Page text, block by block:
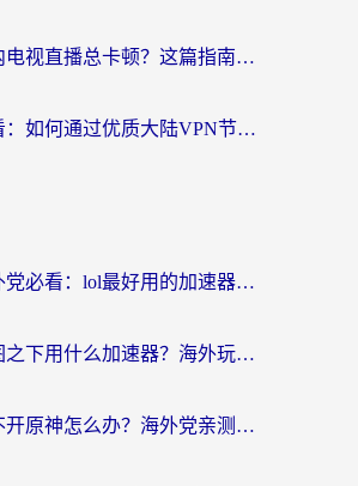
海外看国内电视直播总卡顿？这篇指南教你选对回国加速器，无缝追剧不发愁
海外党必看：如何通过优质大陆VPN节点无缝访问国内资源？
留学生海外党必看：lol最好用的加速器怎么选？附一梦江湖、神鬼传奇加速攻略
境外玩鸿图之下用什么加速器？海外玩家必看的国服游戏加速全攻略
在日本打不开原神怎么办？海外党亲测有效的国服游戏加速指南